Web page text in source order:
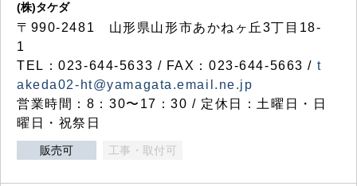
(株)タケダ
〒990-2481 山形県山形市あかねヶ丘3丁目18-
1
TEL：023-644-5633 / FAX：023-644-5663 / t
akeda02-ht@yamagata.email.ne.jp
営業時間：8：30〜17：30 / 定休日：土曜日・日
曜日・祝祭日
販売可 工事・取付可